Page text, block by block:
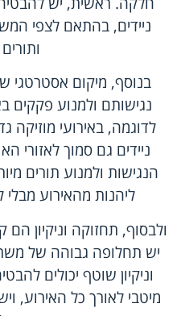
ניידים, בהתאם לצפי
בנוסף, מיקום אסטרטגי
נגישותם ולמנוע פקקים
לדוגמה, באירועי מוזיקה
ניידים גם סמוך לאזורי
הנגישות ולמנוע תורים
ליהנות מהאירוע מבלי
ולבסוף, תחזוקה וניקיון הם
יש תחלופה גבוהה של
וניקיון שוטף יכולים
מיטבי לאורך כל האירוע,